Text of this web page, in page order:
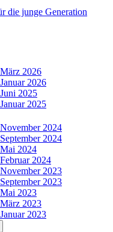
die junge Generation
2026
2026
2025
2025
2024
2024
2024
2024
2023
2023
2023
2023
2023